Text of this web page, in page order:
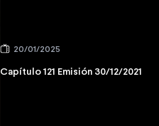
20/01/2025
Capítulo 121 Emisión 30/12/2021